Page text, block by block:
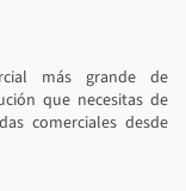
más grande de
que necesitas de
comerciales desde